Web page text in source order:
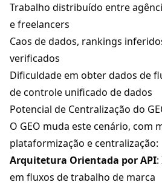
Trabalho distribuído entre
e freelancers
Caos de dados, rankings
verificados
Dificuldade em obter dados de
de controle unificado de dados
Potencial de Centralização do
O GEO muda este cenário, com
plataformização e centralização:
Arquitetura Orientada por API
em fluxos de trabalho de marca